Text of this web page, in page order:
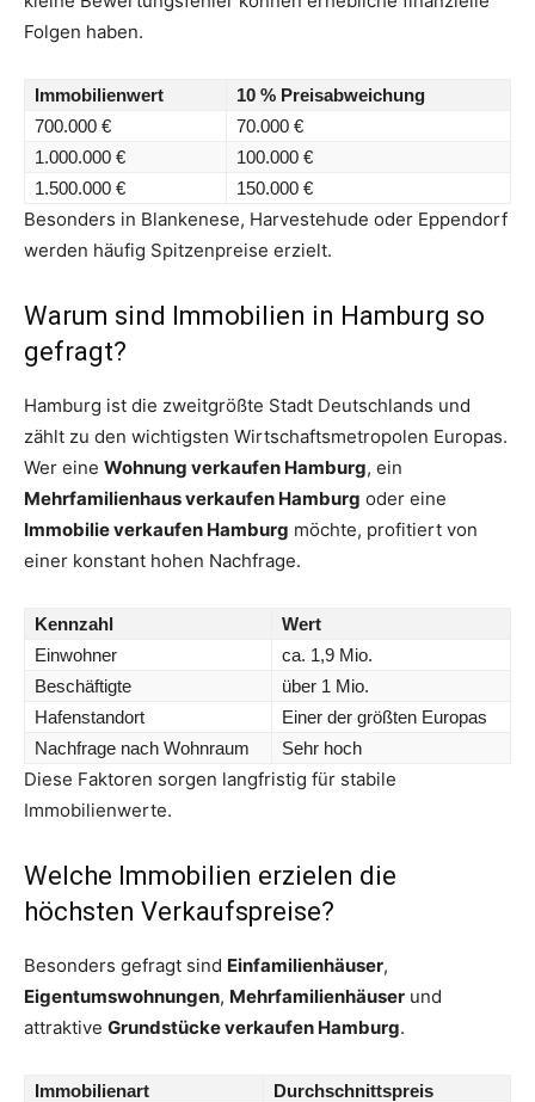
Folgen haben.
Immobilienwert
10 % Preisabweichung
700.000 €
70.000 €
1.000.000 €
100.000 €
1.500.000 €
150.000 €
Besonders in Blankenese, Harvestehude oder Eppendorf
werden häufig Spitzenpreise erzielt.
Warum sind Immobilien in Hamburg so
gefragt?
Hamburg ist die zweitgrößte Stadt Deutschlands und
zählt zu den wichtigsten Wirtschaftsmetropolen Europas.
Wer eine Wohnung verkaufen Hamburg, ein
Mehrfamilienhaus verkaufen Hamburg oder eine
Immobilie verkaufen Hamburg möchte, profitiert von
einer konstant hohen Nachfrage.
Kennzahl
Wert
Einwohner
ca. 1,9 Mio.
Beschäftigte
über 1 Mio.
Hafenstandort
Einer der größten Europas
Nachfrage nach Wohnraum
Sehr hoch
Diese Faktoren sorgen langfristig für stabile
Immobilienwerte.
Welche Immobilien erzielen die
höchsten Verkaufspreise?
Besonders gefragt sind Einfamilienhäuser,
Eigentumswohnungen, Mehrfamilienhäuser und
attraktive Grundstücke verkaufen Hamburg.
Immobilienart
Durchschnittspreis